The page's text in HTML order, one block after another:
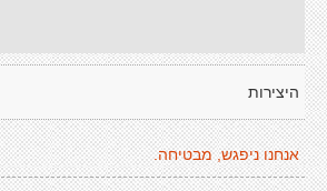
היצירות
אנחנו ניפגש, מבטיחה.